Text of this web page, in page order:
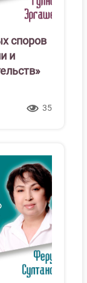
споров
и
35